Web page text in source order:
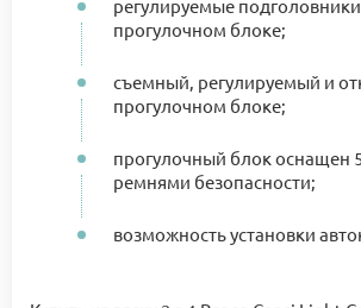
регулируемые
прогулочном блоке;
съемный, регулируемый и
прогулочном блоке;
прогулочный блок оснащен
ремнями безопасности;
возможность установки